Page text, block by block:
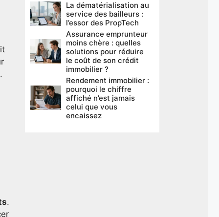
.
La dématérialisation au
service des bailleurs :
l’essor des PropTech
Assurance emprunteur
moins chère : quelles
solutions pour réduire
le coût de son crédit
immobilier ?
Rendement immobilier :
pourquoi le chiffre
affiché n’est jamais
celui que vous
encaissez